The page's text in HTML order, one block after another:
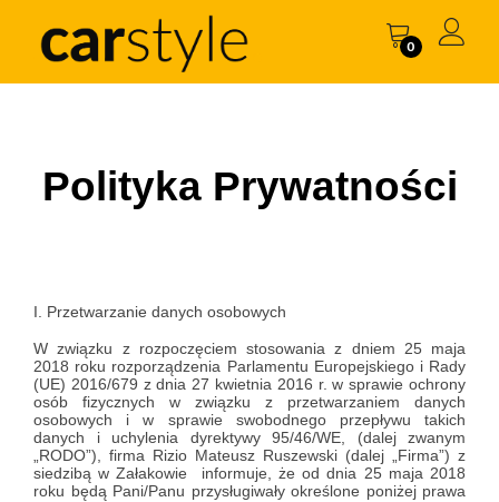
0
Polityka Prywatności
I. Przetwarzanie danych osobowych
W związku z rozpoczęciem stosowania z dniem 25 maja
2018 roku rozporządzenia Parlamentu Europejskiego i Rady
(UE) 2016/679 z dnia 27 kwietnia 2016 r. w sprawie ochrony
osób fizycznych w związku z przetwarzaniem danych
osobowych i w sprawie swobodnego przepływu takich
danych i uchylenia dyrektywy 95/46/WE, (dalej zwanym
„RODO”), firma Rizio Mateusz Ruszewski (dalej „Firma”) z
siedzibą w Załakowie
informuje, że od dnia 25 maja 2018
roku będą Pani/Panu przysługiwały określone poniżej prawa